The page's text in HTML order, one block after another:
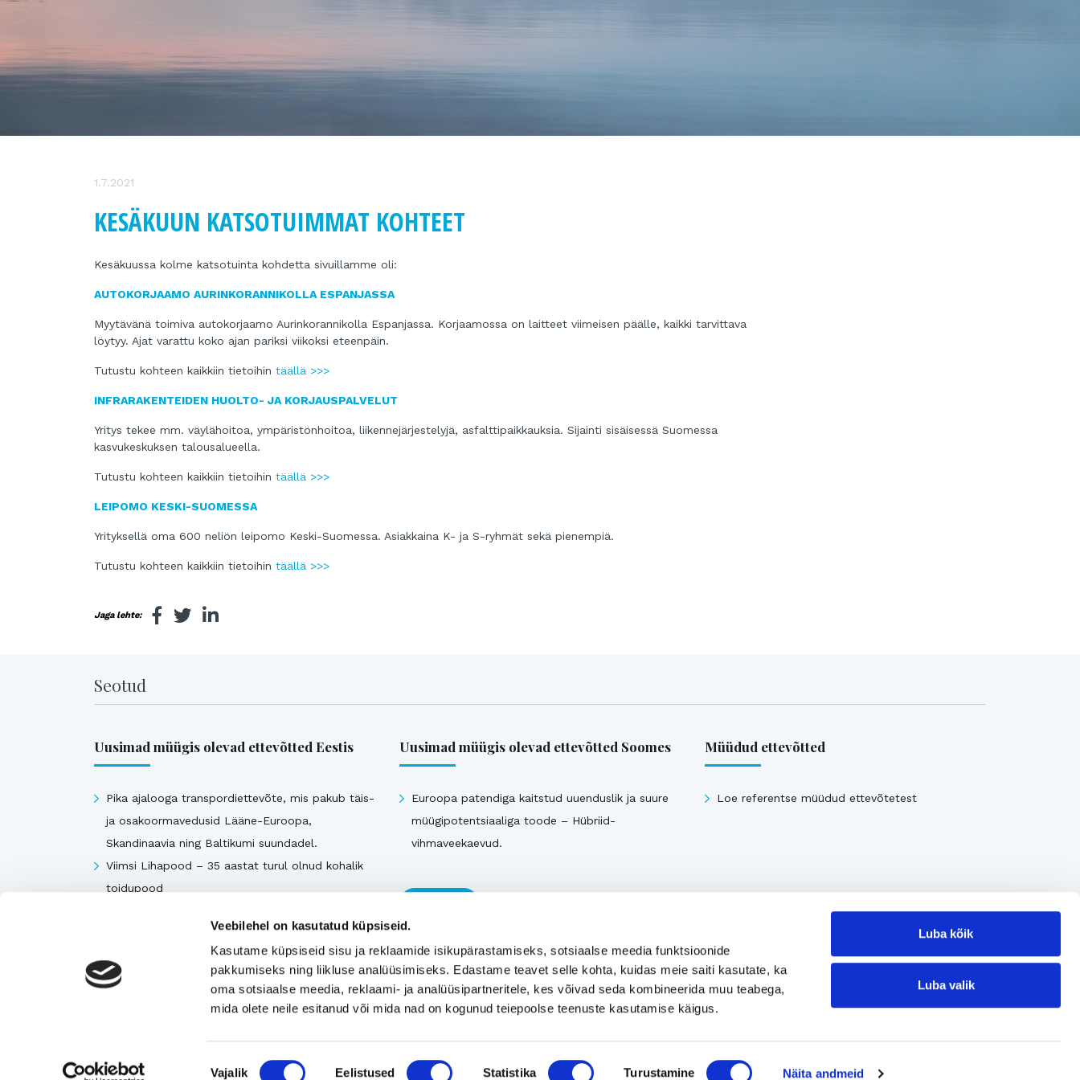
Veebilehel on kasutatud küpsiseid.
Kasutame küpsiseid sisu ja reklaamide isikupärastamiseks, sotsiaalse meedia funktsioonide
pakkumiseks ning liikluse analüüsimiseks. Edastame teavet selle kohta, kuidas meie saiti kasutate, ka
oma sotsiaalse meedia, reklaami- ja analüüsipartneritele, kes võivad seda kombineerida muu teabega,
mida olete neile esitanud või mida nad on kogunud teiepoolse teenuste kasutamise käigus.
Nõusoleku
Vajalik Eelistused Statistika Turustamine Näita andmeid
Luba kõik
Luba valik
1.7.2021
KESÄKUUN KATSOTUIMMAT KOHTEET
Kesäkuussa kolme katsotuinta kohdetta sivuillamme oli:
AUTOKORJAAMO AURINKORANNIKOLLA ESPANJASSA
Myytävänä toimiva autokorjaamo Aurinkorannikolla Espanjassa. Korjaamossa on laitteet viimeisen päälle, kaikki tarvittava
löytyy. Ajat varattu koko ajan pariksi viikoksi eteenpäin.
Tutustu kohteen kaikkiin tietoihin täällä >>>
INFRARAKENTEIDEN HUOLTO- JA KORJAUSPALVELUT
Yritys tekee mm. väylähoitoa, ympäristönhoitoa, liikennejärjestelyjä, asfalttipaikkauksia. Sijainti sisäisessä Suomessa
kasvukeskuksen talousalueella.
Tutustu kohteen kaikkiin tietoihin täällä >>>
LEIPOMO KESKI-SUOMESSA
Yrityksellä oma 600 neliön leipomo Keski-Suomessa. Asiakkaina K- ja S-ryhmät sekä pienempiä.
Tutustu kohteen kaikkiin tietoihin täällä >>>
Jaga lehte:
Seotud
Uusimad müügis olevad ettevõtted Eestis
Pika ajalooga transpordiettevõte, mis pakub täis-
ja osakoormavedusid Lääne-Euroopa,
Skandinaavia ning Baltikumi suundadel.
Viimsi Lihapood – 35 aastat turul olnud kohalik
toidupood
ainulaadseid naisterõivaid.
Tugeva turupositsiooniga 3D printimise ja
seadmetega tegelev ettevõte
Uusimad müügis olevad ettevõtted Soomes
Euroopa patendiga kaitstud uuenduslik ja suure
müügipotentsiaaliga toode – Hübriid-
vihmaveekaevud.
Müüdud ettevõtted
Loe referentse müüdud ettevõtetest
Jätke kontaktisoov